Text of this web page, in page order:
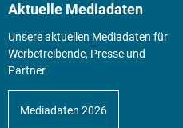
Aktuelle Mediadaten
Unsere aktuellen Mediadaten für
Werbetreibende, Presse und
Partner
Mediadaten 2026